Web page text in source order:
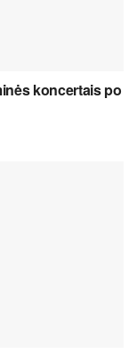
koncertais po